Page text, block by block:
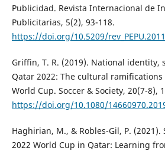
Publicidad. Revista Internacional de
Publicitarias, 5(2), 93-118.
https://doi.org/10.5209/
Griffin, T. R. (2019). National identity,
Qatar 2022: The cultural ramifications
World Cup. Soccer & Society, 20(7-8),
https://doi.org/10.1080/
Haghirian, M., & Robles-Gil, P.
2022 World Cup in Qatar: Learning